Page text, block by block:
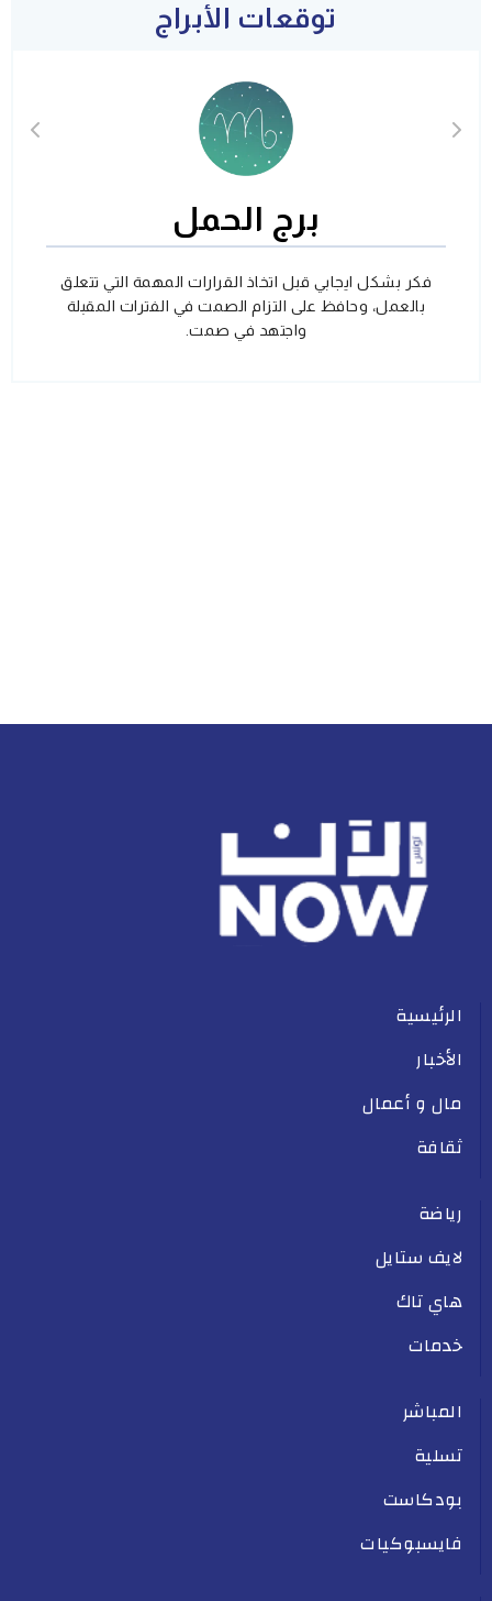
توقعات الأبراج
برج الحمل
فكر بشكل ايجابي قبل اتخاذ القرارات المهمة التي تتعلق
بالعمل، وحافظ على التزام الصمت في الفترات المقبلة
واجتهد في صمت.
الرئيسية
الأخبار
مال و أعمال
ثقافة
رياضة
لايف ستايل
هاي تاك
خدمات
المباشر
تسلية
بودكاست
فايسبوكيات